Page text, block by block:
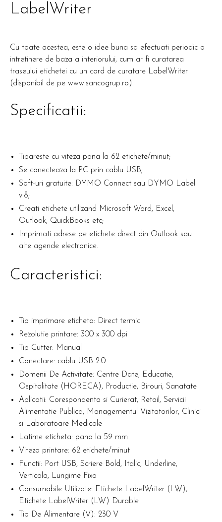
LabelWriter
Cu toate acestea, este o idee buna sa efectuati periodic o
intretinere de baza a interiorului, cum ar fi curatarea
traseului etichetei cu un card de curatare LabelWriter
(disponibil de pe www.sancogrup.ro).
Specificatii:
Tipareste cu viteza pana la 62 etichete/minut;
Se conecteaza la PC prin cablu USB;
Soft-uri gratuite: DYMO Connect sau DYMO Label
v.8;
Creati etichete utilizand Microsoft Word, Excel,
Outlook, QuickBooks etc;
Imprimati adrese pe etichete direct din Outlook sau
alte agende electronice.
Caracteristici:
Tip imprimare eticheta: Direct termic
Rezolutie printare: 300 x 300 dpi
Tip Cutter: Manual
Conectare: cablu USB 2.0
Domenii De Activitate: Centre Date, Educatie,
Ospitalitate (HORECA), Productie, Birouri, Sanatate
Aplicatii: Corespondenta si Curierat, Retail, Servicii
Alimentatie Publica, Managementul Vizitatorilor, Clinici
si Laboratoare Medicale
Latime eticheta: pana la 59 mm
Viteza printare: 62 etichete/minut
Functii: Port USB, Scriere Bold, Italic, Underline,
Verticala, Lungime Fixa
Consumabile Utilizate: Etichete LabelWriter (LW),
Etichete LabelWriter (LW) Durable
Tip De Alimentare (V): 230 V